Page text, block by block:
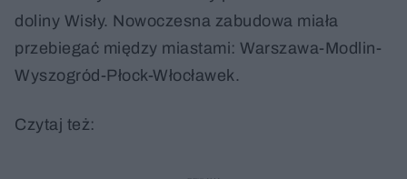
doliny Wisły. Nowoczesna zabudowa miała
przebiegać między miastami: Warszawa-Modlin-
Wyszogród-Płock-Włocławek.
Czytaj też: